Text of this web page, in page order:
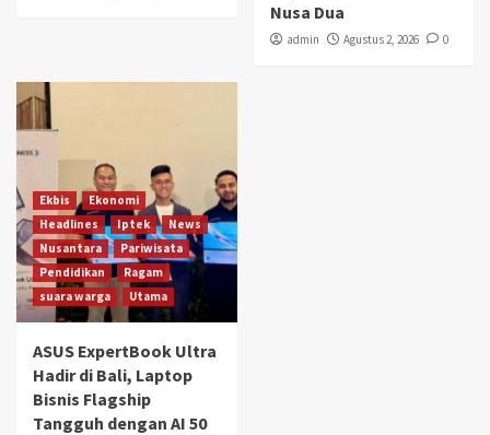
Nusa Dua
admin Agustus 2, 2026 0
Ekbis
Ekonomi
Headlines
Iptek
News
Nusantara
Pariwisata
Pendidikan
Ragam
suara warga
Utama
ASUS ExpertBook Ultra
Hadir di Bali, Laptop
Bisnis Flagship
Tangguh dengan AI 50